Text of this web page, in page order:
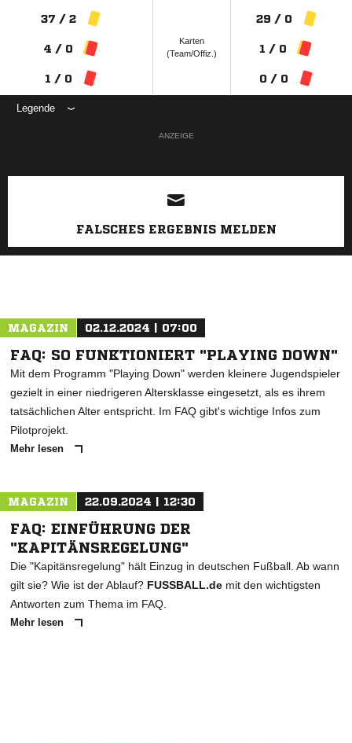
37 / 2
4 / 0
1 / 0
Karten
(Team/Offiz.)
29 / 0
1 / 0
0 / 0
Legende
ANZEIGE
FALSCHES ERGEBNIS MELDEN
MAGAZIN 02.12.2024 | 07:00
FAQ: SO FUNKTIONIERT "PLAYING DOWN"
Mit dem Programm "Playing Down" werden kleinere Jugendspieler
gezielt in einer niedrigeren Altersklasse eingesetzt, als es ihrem
tatsächlichen Alter entspricht. Im FAQ gibt's wichtige Infos zum
Pilotprojekt.
Mehr lesen
MAGAZIN 22.09.2024 | 12:30
FAQ: EINFÜHRUNG DER
"KAPITÄNSREGELUNG"
Die "Kapitänsregelung" hält Einzug in deutschen Fußball. Ab wann
gilt sie? Wie ist der Ablauf? FUSSBALL.de mit den wichtigsten
Antworten zum Thema im FAQ.
Mehr lesen